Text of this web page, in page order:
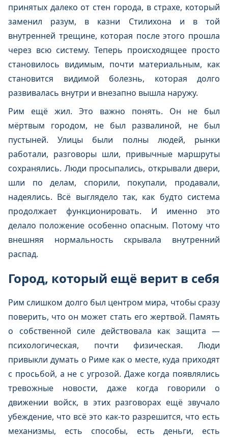
принятых далеко от стен города, в страхе, который
заменил разум, в казни Стилихона и в той
внутренней трещине, которая после этого прошла
через всю систему. Теперь происходящее просто
становилось видимым, почти материальным, как
становится видимой болезнь, которая долго
развивалась внутри и внезапно вышла наружу.
Рим ещё жил. Это важно понять. Он не был
мёртвым городом, не был развалиной, не был
пустыней. Улицы были полны людей, рынки
работали, разговоры шли, привычные маршруты
сохранялись. Люди просыпались, открывали двери,
шли по делам, спорили, покупали, продавали,
надеялись. Всё выглядело так, как будто система
продолжает функционировать. И именно это
делало положение особенно опасным. Потому что
внешняя нормальность скрывала внутренний
распад.
Город, который ещё верит в себя
Рим слишком долго был центром мира, чтобы сразу
поверить, что он может стать его жертвой. Память
о собственной силе действовала как защита —
психологическая, почти физическая. Люди
привыкли думать о Риме как о месте, куда приходят
с просьбой, а не с угрозой. Даже когда появлялись
тревожные новости, даже когда говорили о
движении войск, в этих разговорах ещё звучало
убеждение, что всё это как-то разрешится, что есть
механизмы, есть способы, есть деньги, есть